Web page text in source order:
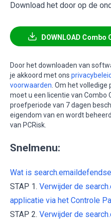
Download het door op de
DOWNLOAD
Door het downloaden van
je akkoord met ons privacybeleid
voorwaarden . Om het
moet u een licentie van Combo
proefperiode van 7 dagen
eigendom van en wordt
van PCRisk.
Snelmenu:
Wat is
STAP 1. Verwijder de
applicatie via het Controle
STAP 2. Verwijder de